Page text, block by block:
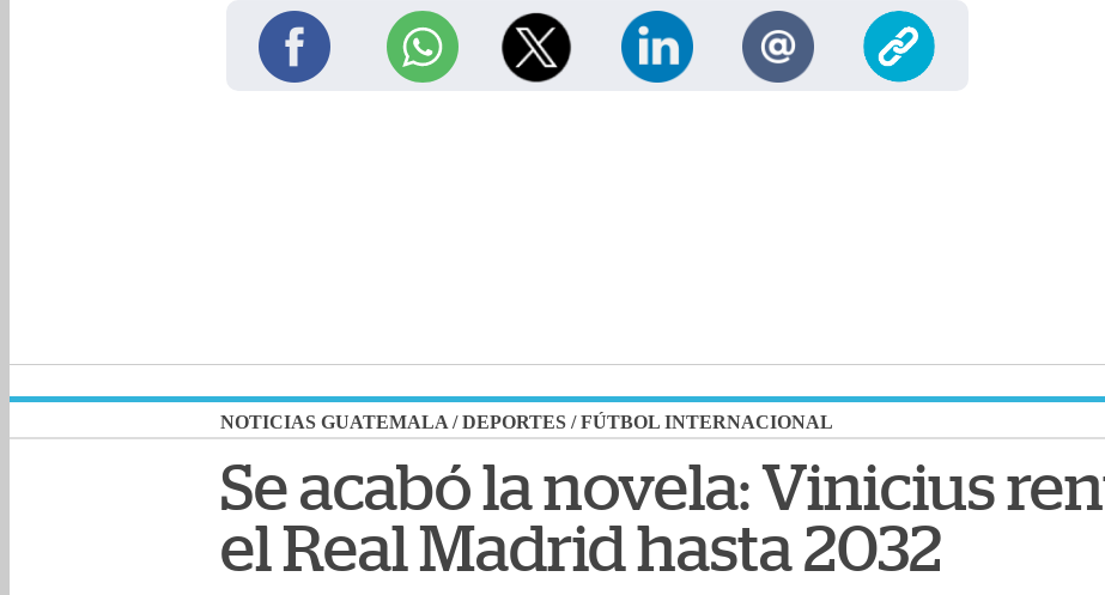
NOTICIAS GUATEMALA /DEPORTES /FÚTBOL INTERNACIONAL
Se acabó la novela: Vinicius
el Real Madrid hasta 2032